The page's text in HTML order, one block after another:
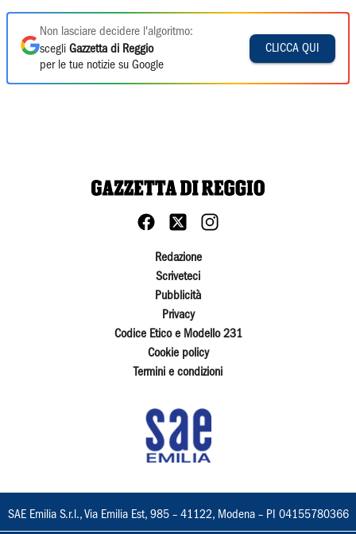
Non lasciare decidere l'algoritmo:
scegli Gazzetta di Reggio
per le tue notizie su Google
CLICCA QUI
Redazione
Scriveteci
Pubblicità
Privacy
Codice Etico e Modello 231
Cookie policy
Termini e condizioni
SAE Emilia S.r.l., Via Emilia Est, 985 – 41122, Modena – PI 04155780366